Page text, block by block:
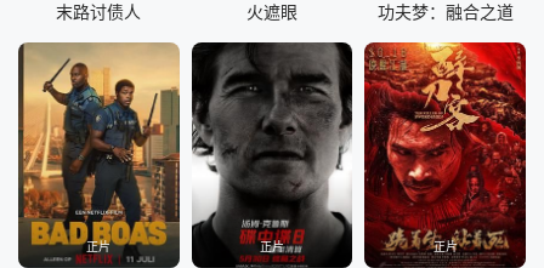
末路讨债人 火遮眼 功夫梦：融合之道
正片 正片 正片